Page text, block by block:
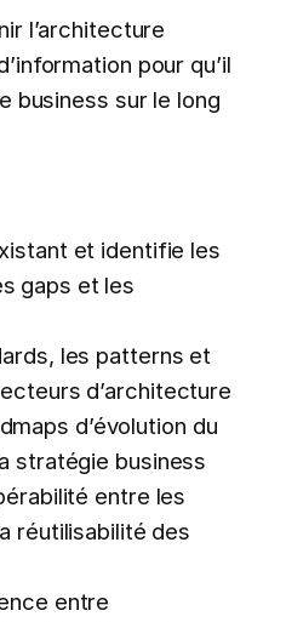
l’architecture
pour qu’il
business sur le long
et identifie les
gaps et les
les patterns et
d’architecture
d’évolution du
stratégie business
entre les
réutilisabilité des
entre